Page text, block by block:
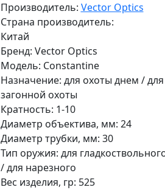
Производитель: Vector Optics
Страна производитель:
Китай
Бренд: Vector Optics
Модель: Constantine
Назначение: для охоты днем / для
загонной охоты
Кратность: 1-10
Диаметр объектива, мм: 24
Диаметр трубки, мм: 30
Тип оружия: для
/ для нарезного
Вес изделия, гр: 525